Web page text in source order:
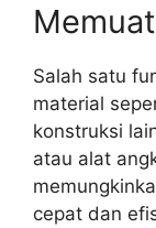
Salah satu
material
konstruksi
atau alat
cepat dan